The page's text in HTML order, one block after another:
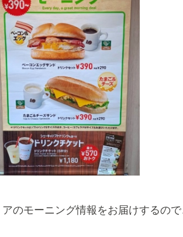
のモーニング情報をお届けするの